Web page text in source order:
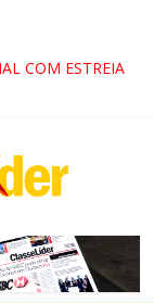
COM ESTREIA
NO FIM
NA RETA FINAL